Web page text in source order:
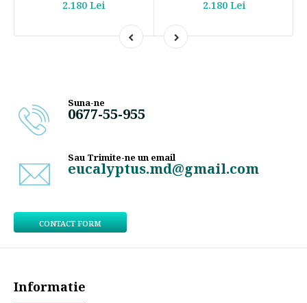
2.180 Lei 2.180 Lei
Suna-ne
0677-55-955
Sau Trimite-ne un email
eucalyptus.md@gmail.com
CONTACT FORM
Informatie